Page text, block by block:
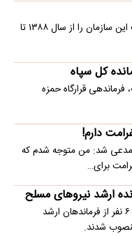
با تشکیل سازمان اطلاعات سپاه، طائب ریاست این سازمان را از سال ۱۳۸۸ تا
کل سپاه
قرارگاه حمزه
دارم!
مدعی شد: من متوجه شدم که
برای…
با صدور احکامی جداگانه از سوی رهبر انقلاب، ۶ نفر از فرماندهان ارشد
شدند.